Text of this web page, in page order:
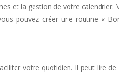
et la gestion de votre
pouvez créer une routine «
votre quotidien. Il peut lire